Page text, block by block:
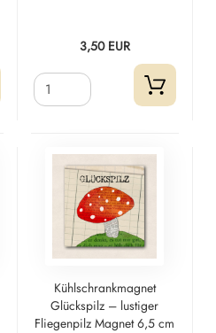
3,50 EUR
Kühlschrankmagnet
Glückspilz – lustiger
Fliegenpilz Magnet 6,5 cm